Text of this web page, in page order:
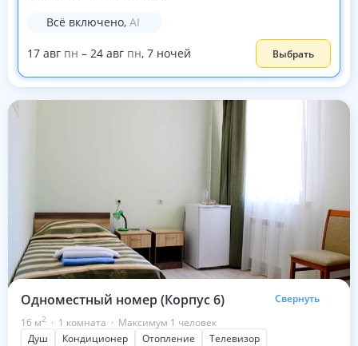
Всё включено, AI
17 авг пн – 24 авг пн, 7 ночей Выбрать
Одноместный номер (Корпус 6)
Свернуть
16 м2 · 1 комната · Максимум 1 человек
Душ
Кондиционер Отопление
Телевизор